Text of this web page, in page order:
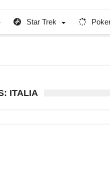
Star Trek
ITALIA